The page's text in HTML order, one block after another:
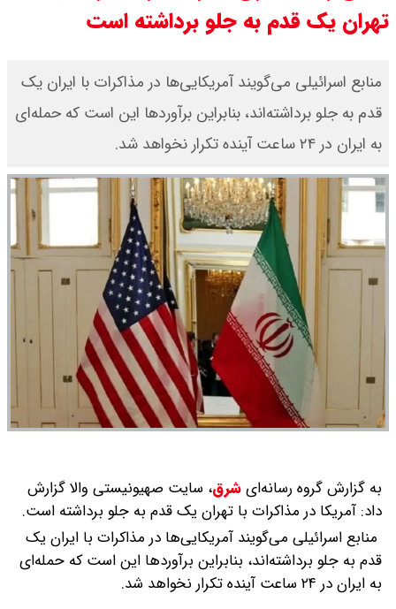
۱۴۰۵ اعلام شد/ طلا بر مدار صعود
قیمت نفت امروز جمعه ۱۶ مرداد ۱۴۰۵
/ نفت صعودی شد + جدول
تهران یک قدم به جلو برداشته است
منابع اسرائیلی می‌گویند آمریکایی‌ها در مذاکرات با ایران یک
قدم به جلو برداشته‌اند، بنابراین برآوردها این است که حمله‌ای
به ایران در ۲۴ ساعت آینده تکرار نخواهد شد.
به گزارش گروه رسانه‌ایشرق، سایت صهیونیستی والا گزارش
داد: آمریکا در مذاکرات با تهران یک قدم به جلو برداشته است.
منابع اسرائیلی می‌گویند آمریکایی‌ها در مذاکرات با ایران یک
قدم به جلو برداشته‌اند، بنابراین برآوردها این است که حمله‌ای
به ایران در ۲۴ ساعت آینده تکرار نخواهد شد.